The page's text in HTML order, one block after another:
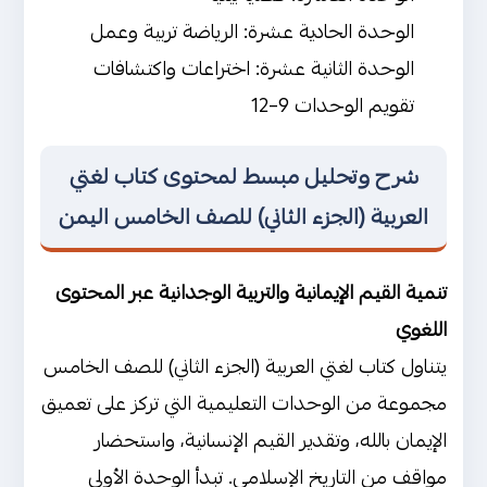
الوحدة الحادية عشرة: الرياضة تربية وعمل
الوحدة الثانية عشرة: اختراعات واكتشافات
تقويم الوحدات 9–12
شرح وتحليل مبسط لمحتوى كتاب لغتي
العربية (الجزء الثاني) للصف الخامس اليمن
تنمية القيم الإيمانية والتربية الوجدانية عبر المحتوى
اللغوي
يتناول كتاب لغتي العربية (الجزء الثاني) للصف الخامس
مجموعة من الوحدات التعليمية التي تركز على تعميق
الإيمان بالله، وتقدير القيم الإنسانية، واستحضار
مواقف من التاريخ الإسلامي. تبدأ الوحدة الأولى